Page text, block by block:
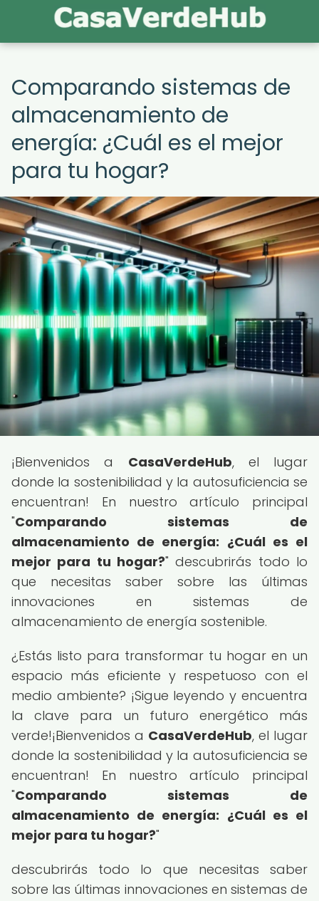
Comparando sistemas de
almacenamiento de
energía: ¿Cuál es el mejor
para tu hogar?
¡Bienvenidos a CasaVerdeHub, el lugar
donde la sostenibilidad y la autosuficiencia se
encuentran! En nuestro artículo principal
"Comparando sistemas de
almacenamiento de energía: ¿Cuál es el
mejor para tu hogar?" descubrirás todo lo
que necesitas saber sobre las últimas
innovaciones en sistemas de
almacenamiento de energía sostenible.
¿Estás listo para transformar tu hogar en un
espacio más eficiente y respetuoso con el
medio ambiente? ¡Sigue leyendo y encuentra
la clave para un futuro energético más
verde!¡Bienvenidos a CasaVerdeHub, el lugar
donde la sostenibilidad y la autosuficiencia se
encuentran! En nuestro artículo principal
"Comparando sistemas de
almacenamiento de energía: ¿Cuál es el
mejor para tu hogar?"
descubrirás todo lo que necesitas saber
sobre las últimas innovaciones en sistemas de